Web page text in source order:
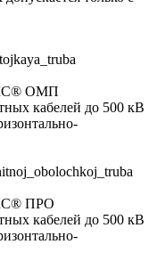
ОМП
кабелей до 500 кВ
ПРО
кабелей до 500 кВ